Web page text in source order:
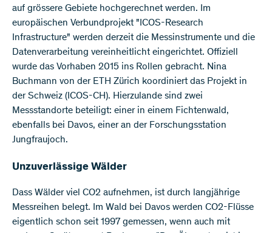
auf grössere Gebiete hochgerechnet werden. Im
europäischen Verbundprojekt "ICOS-Research
Infrastructure" werden derzeit die Messinstrumente und die
Datenverarbeitung vereinheitlicht eingerichtet. Offiziell
wurde das Vorhaben 2015 ins Rollen gebracht. Nina
Buchmann von der ETH Zürich koordiniert das Projekt in
der Schweiz (ICOS-CH). Hierzulande sind zwei
Messstandorte beteiligt: einer in einem Fichtenwald,
ebenfalls bei Davos, einer an der Forschungsstation
Jungfraujoch.
Unzuverlässige Wälder
Dass Wälder viel CO2 aufnehmen, ist durch langjährige
Messreihen belegt. Im Wald bei Davos werden CO2-Flüsse
eigentlich schon seit 1997 gemessen, wenn auch mit